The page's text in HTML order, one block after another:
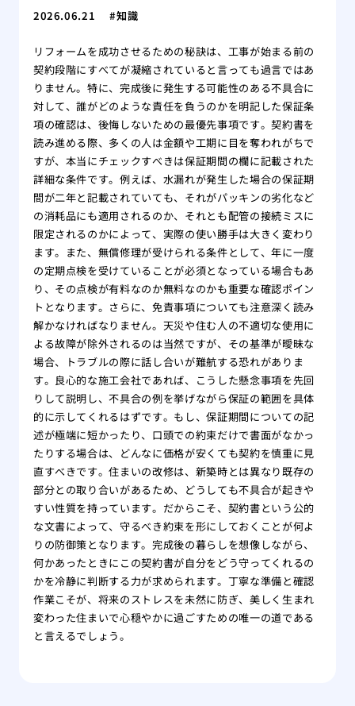
2026.06.21 知識
リフォームを成功させるための秘訣は、工事が始まる前の
契約段階にすべてが凝縮されていると言っても過言ではあ
りません。特に、完成後に発生する可能性のある不具合に
対して、誰がどのような責任を負うのかを明記した保証条
項の確認は、後悔しないための最優先事項です。契約書を
読み進める際、多くの人は金額や工期に目を奪われがちで
すが、本当にチェックすべきは保証期間の欄に記載された
詳細な条件です。例えば、水漏れが発生した場合の保証期
間が二年と記載されていても、それがパッキンの劣化など
の消耗品にも適用されるのか、それとも配管の接続ミスに
限定されるのかによって、実際の使い勝手は大きく変わり
ます。また、無償修理が受けられる条件として、年に一度
の定期点検を受けていることが必須となっている場合もあ
り、その点検が有料なのか無料なのかも重要な確認ポイン
トとなります。さらに、免責事項についても注意深く読み
解かなければなりません。天災や住む人の不適切な使用に
よる故障が除外されるのは当然ですが、その基準が曖昧な
場合、トラブルの際に話し合いが難航する恐れがありま
す。良心的な施工会社であれば、こうした懸念事項を先回
りして説明し、不具合の例を挙げながら保証の範囲を具体
的に示してくれるはずです。もし、保証期間についての記
述が極端に短かったり、口頭での約束だけで書面がなかっ
たりする場合は、どんなに価格が安くても契約を慎重に見
直すべきです。住まいの改修は、新築時とは異なり既存の
部分との取り合いがあるため、どうしても不具合が起きや
すい性質を持っています。だからこそ、契約書という公的
な文書によって、守るべき約束を形にしておくことが何よ
りの防御策となります。完成後の暮らしを想像しながら、
何かあったときにこの契約書が自分をどう守ってくれるの
かを冷静に判断する力が求められます。丁寧な準備と確認
作業こそが、将来のストレスを未然に防ぎ、美しく生まれ
変わった住まいで心穏やかに過ごすための唯一の道である
と言えるでしょう。